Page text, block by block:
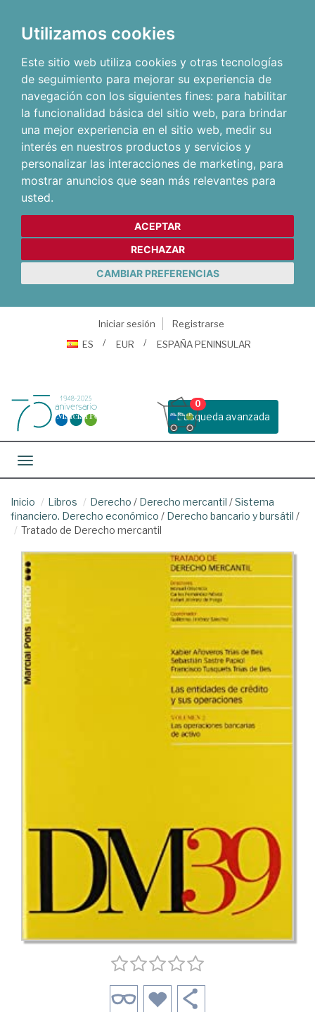
Utilizamos cookies
Este sitio web utiliza cookies y otras tecnologías
de seguimiento para mejorar su experiencia de
navegación con los siguientes fines: para habilitar
la funcionalidad básica del sitio web, para brindar
una mejor experiencia en el sitio web, medir su
interés en nuestros productos y servicios y
personalizar las interacciones de marketing, para
mostrar anuncios que sean más relevantes para
usted.
ACEPTAR
RECHAZAR
CAMBIAR PREFERENCIAS
Iniciar sesión
Registrarse
ES
EUR ESPAÑA PENINSULAR
Busqueda avanzada
0
Toggle navigation
Inicio Libros Derecho / Derecho mercantil /Sistema
financiero. Derecho económico / Derecho bancario y bursátil /
Tratado de Derecho mercantil